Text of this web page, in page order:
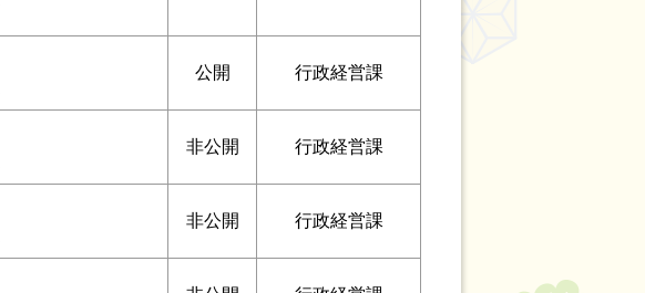
公開 行政経営課
非公開 行政経営課
非公開 行政経営課